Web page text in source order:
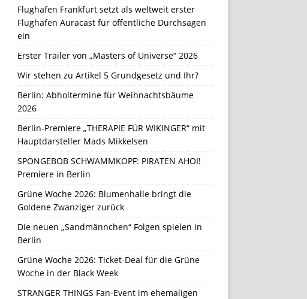
Flughafen Frankfurt setzt als weltweit erster
Flughafen Auracast für öffentliche Durchsagen
ein
Erster Trailer von „Masters of Universe“ 2026
Wir stehen zu Artikel 5 Grundgesetz und Ihr?
Berlin: Abholtermine für Weihnachtsbäume
2026
Berlin-Premiere „THERAPIE FÜR WIKINGER“ mit
Hauptdarsteller Mads Mikkelsen
SPONGEBOB SCHWAMMKOPF: PIRATEN AHOI!
Premiere in Berlin
Grüne Woche 2026: Blumenhalle bringt die
Goldene Zwanziger zurück
Die neuen „Sandmännchen“ Folgen spielen in
Berlin
Grüne Woche 2026: Ticket-Deal für die Grüne
Woche in der Black Week
STRANGER THINGS Fan-Event im ehemaligen